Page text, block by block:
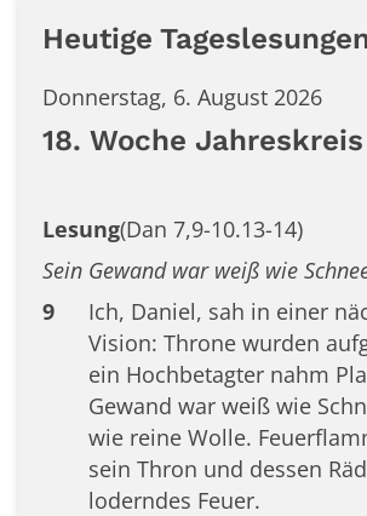
Heutige
Donnerstag, 6. August 2026
18. Woche Jahreskreis
Lesung(Dan 7,9-10.13-14)
Sein Gewand war weiß wie
9
Ich, Daniel, sah in einer
Vision: Throne wurden
ein Hochbetagter nahm
Gewand war weiß wie
wie reine Wolle.
sein Thron und dessen
loderndes Feuer.